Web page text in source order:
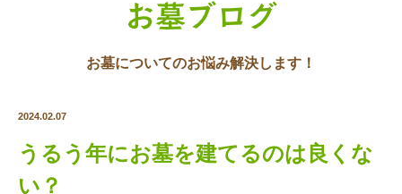
お墓ブログ
お墓についてのお悩み解決します！
2024.02.07
うるう年にお墓を建てるのは良くな
い？